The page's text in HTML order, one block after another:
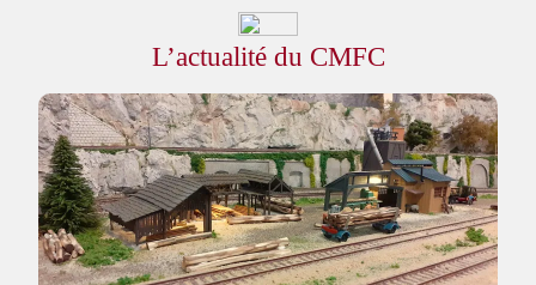
L’actualité du CMFC